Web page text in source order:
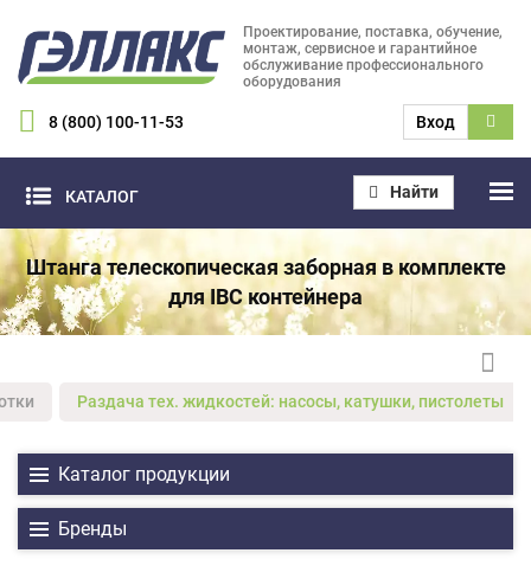
Проектирование, поставка, обучение,
монтаж, сервисное и гарантийное
обслуживание профессионального
оборудования
8 (800) 100-11-53 Вход
КАТАЛОГ Найти
Штанга телескопическая заборная в комплекте
для IBC контейнера
Раздача тех. жидкостей: насосы, катушки, пистолеты
Каталог продукции
Бренды